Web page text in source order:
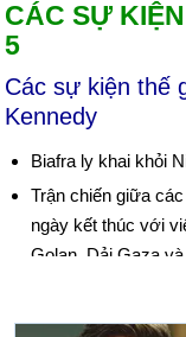
CÁC SỰ
5
Các sự kiện thế
Kennedy
Biafra ly khai khỏi
Trận chiến giữa
ngày kết thúc với
Golan, Dải Gaza
Cuộc đảo chính